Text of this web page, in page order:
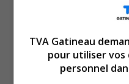
Le nouvel entraîneur-
Montréal s’est adressé
TVA Gatineau
pour utiliser vos
personnel